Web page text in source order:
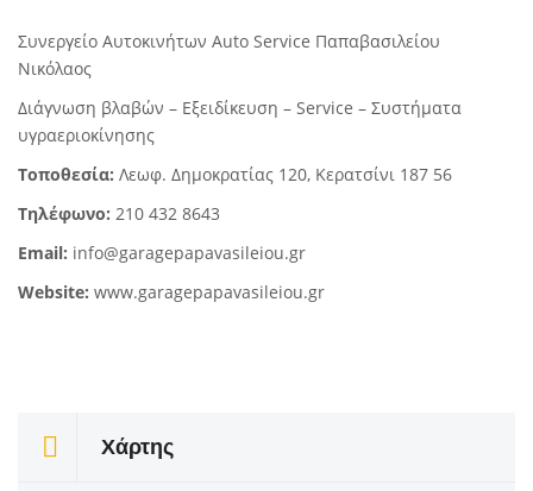
Συνεργείο Αυτοκινήτων Auto Service Παπαβασιλείου
Νικόλαος
Διάγνωση βλαβών – Εξειδίκευση – Service – Συστήματα
υγραεριοκίνησης
Τοποθεσία: Λεωφ. Δημοκρατίας 120, Κερατσίνι 187 56
Τηλέφωνο: 210 432 8643
Email: info@garagepapavasileiou.gr
Website: www.garagepapavasileiou.gr
Χάρτης